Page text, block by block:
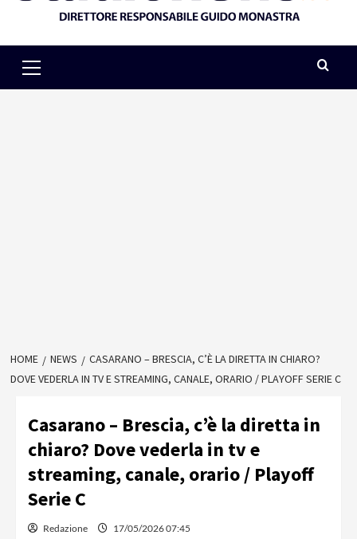
Menu
HOME NEWS
CASARANO – BRESCIA, C’È LA DIRETTA IN CHIARO?
DOVE VEDERLA IN TV E STREAMING, CANALE, ORARIO / PLAYOFF SERIE C
Casarano – Brescia, c’è la diretta in
chiaro? Dove vederla in tv e
streaming, canale, orario / Playoff
Serie C
Redazione 17/05/2026 07:45